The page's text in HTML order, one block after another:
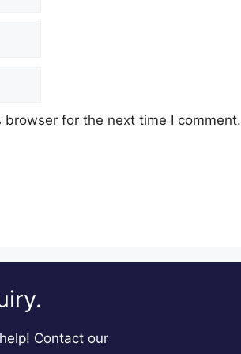
for the next time I comment.
Contact our